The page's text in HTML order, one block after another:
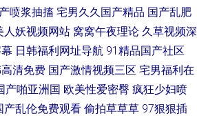
喷浆抽搐 宅男久久国产精品 国产乱肥
人妖视频网站 窝窝午夜理论 久草视频深
日韩福利网址导航 91精品国产社区
清免费 国产激情视频三区 宅男福利在
产啪亚洲国 欧美性爱密臀 疯狂少妇喷
产乱伦免费观看 偷拍草草草 97狠狠插